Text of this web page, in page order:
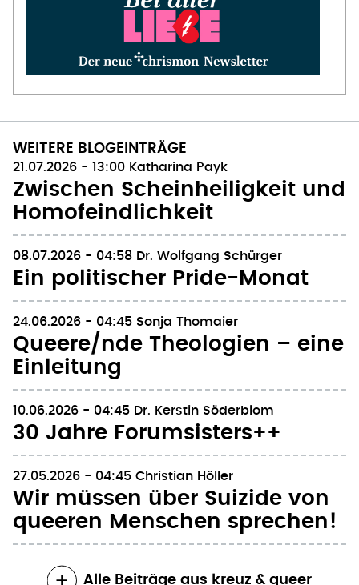
WEITERE BLOGEINTRÄGE
21.07.2026 - 13:00 Katharina Payk
Zwischen Scheinheiligkeit und
08.07.2026 - 04:58 Dr. Wolfgang Schürger
Ein politischer Pride-Monat
24.06.2026 - 04:45 Sonja Thomaier
Queere/nde Theologien – eine
Einleitung
10.06.2026 - 04:45 Dr. Kerstin Söderblom
27.05.2026 - 04:45 Christian Höller
Wir müssen über Suizide von
queeren Menschen sprechen!